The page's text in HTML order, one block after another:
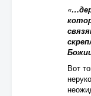
Вот